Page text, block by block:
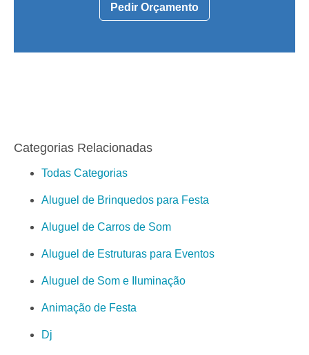
Pedir Orçamento
Categorias Relacionadas
Todas Categorias
Aluguel de Brinquedos para Festa
Aluguel de Carros de Som
Aluguel de Estruturas para Eventos
Aluguel de Som e Iluminação
Animação de Festa
Dj